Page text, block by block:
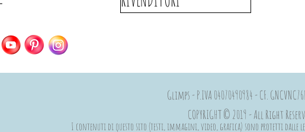
Glimps - P.IVA 04070490984 - CF.
COPYRIGHT © 2019 - All Right
I contenuti di questo sito (testi, immagini, video, grafica) sono protetti dalle